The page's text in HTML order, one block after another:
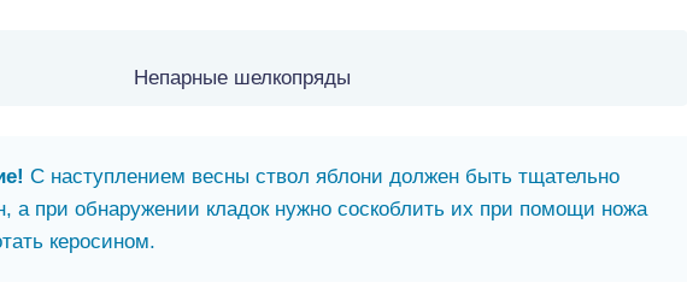
Непарные шелкопряды
С наступлением весны ствол яблони должен быть тщательно
а при обнаружении кладок нужно соскоблить их при помощи ножа
керосином.